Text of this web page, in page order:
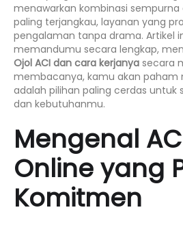
menawarkan kombinasi
paling terjangkau, layanan yang
pengalaman tanpa drama. Artikel
memandumu secara lengkap,
Ojol ACI dan cara kerjanya secara
membacanya, kamu akan paham
adalah pilihan paling cerdas untuk
dan kebutuhanmu.
Mengenal
Online yang
Komitmen